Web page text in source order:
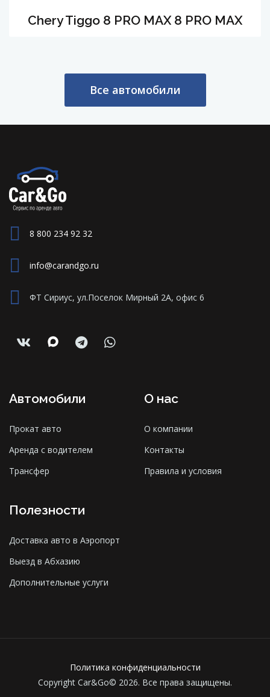
Chery Tiggo 8 PRO MAX 8 PRO MAX
Все автомобили
8 800 234 92 32
info@carandgo.ru
ФТ Сириус, ул.Поселок Мирный 2А, офис 6
Автомобили
Прокат авто
Аренда с водителем
Трансфер
О нас
О компании
Контакты
Правила и условия
Полезности
Доставка авто в Аэропорт
Выезд в Абхазию
Дополнительные услуги
Copyright Car&Go© 2026. Все права защищены.
Политика конфиденциальности